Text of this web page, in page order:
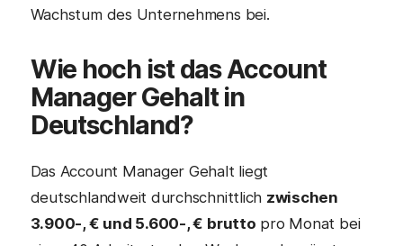
Wachstum des Unternehmens bei.
Wie hoch ist dasAccount
ManagerGehalt in
Deutschland?
Das Account Manager Gehalt liegt
deutschlandweit durchschnittlich zwischen
3.900-, € und 5.600-, € brutto pro Monat bei